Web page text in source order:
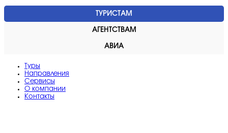
ТУРИСТАМ
АГЕНТСТВАМ
АВИА
Туры
Направления
Сервисы
O компании
Контакты